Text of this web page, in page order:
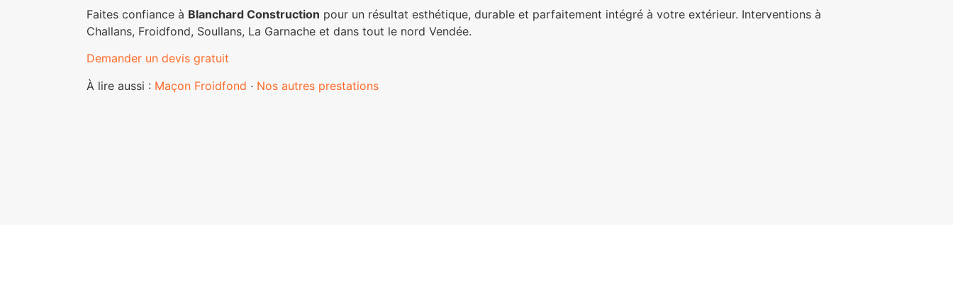
Faites confiance à Blanchard Construction pour un résultat esthétique, durable et parfaitement intégré à votre extérieur. Interventions à
Challans, Froidfond, Soullans, La Garnache et dans tout le nord Vendée.
Demander un devis gratuit
À lire aussi : Maçon Froidfond · Nos autres prestations